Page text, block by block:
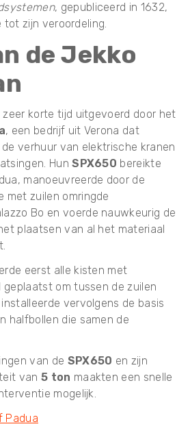
, gepubliceerd in 1632,
tot zijn veroordeling.
de Jekko
zeer korte tijd uitgevoerd door het
, een bedrijf uit Verona dat
verhuur van elektrische kranen
HunSPX650 bereikte
manoeuvreerde door de
met zuilen omringde
Bo en voerde nauwkeurig de
plaatsen van al het materiaal
eerst alle kisten met
om tussen de zuilen
vervolgens de basis
halfbollen die samen de
van de SPX650 en zijn
van 5 ton maakten een snelle
mogelijk.
Padua